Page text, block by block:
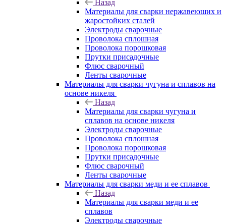
Назад
Материалы для сварки нержавеющих и
жаростойких сталей
Электроды сварочные
Проволока сплошная
Проволока порошковая
Прутки присадочные
Флюс сварочный
Ленты сварочные
Материалы для сварки чугуна и сплавов на
основе никеля
Назад
Материалы для сварки чугуна и
сплавов на основе никеля
Электроды сварочные
Проволока сплошная
Проволока порошковая
Прутки присадочные
Флюс сварочный
Ленты сварочные
Материалы для сварки меди и ее сплавов
Назад
Материалы для сварки меди и ее
сплавов
Электроды сварочные